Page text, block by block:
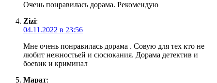
Очень понравилась дорама. Рекомендую
Zizi:
04.11.2022 в 23:56
Мне очень понравилась дорама . Совую для тех кто не
любит нежностьей и сюсюкания. Дорама детектив и
боевик и криминал
Марат: